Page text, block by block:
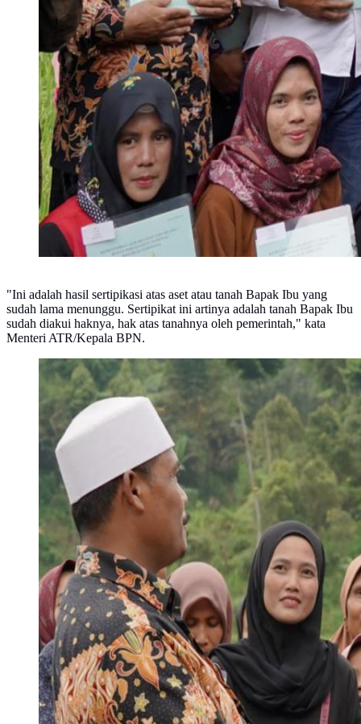
"Ini adalah hasil sertipikasi atas aset atau tanah Bapak Ibu yang
sudah lama menunggu. Sertipikat ini artinya adalah tanah Bapak Ibu
sudah diakui haknya, hak atas tanahnya oleh pemerintah," kata
Menteri ATR/Kepala BPN.